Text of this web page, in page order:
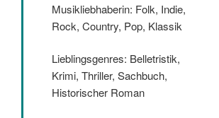
Musikliebhaberin: Folk, Indie,
Rock, Country, Pop, Klassik
Lieblingsgenres: Belletristik,
Krimi, Thriller, Sachbuch,
Historischer Roman